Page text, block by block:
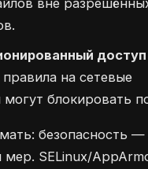
вне
доступ
правила на сетевые
блокировать
безопасность —
мер. SELinux/